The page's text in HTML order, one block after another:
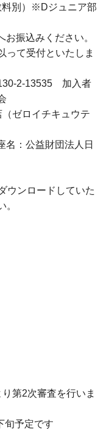
料別）※Dジュニア部
振込みください。
って受付といたしま
2-13535 加入者
ゼロイチキュウテ
：公益財団法人日
ウンロードしていた
第2次審査を行いま
旬予定です